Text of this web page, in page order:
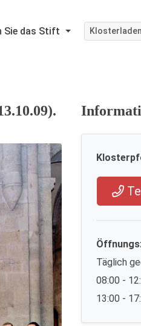
Sie das Stift Klosterladen
Täglich
08:00 -
13:00 -